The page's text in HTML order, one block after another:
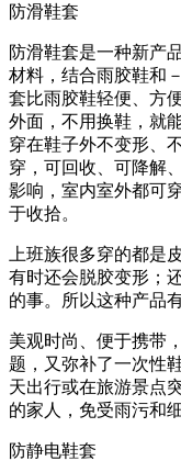
防滑鞋套
防滑鞋套是一种新产
材料，结合雨胶鞋和
套比雨胶鞋轻便、方
外面，不用换鞋，就
穿在鞋子外不变形、
穿，可回收、可降解
影响，室内室外都可
于收拾。
上班族很多穿的都是
有时还会脱胶变形；
的事。所以这种产品
美观时尚、便于携带
题，又弥补了一次性
天出行或在旅游景点
的家人，免受雨污和
防静电鞋套